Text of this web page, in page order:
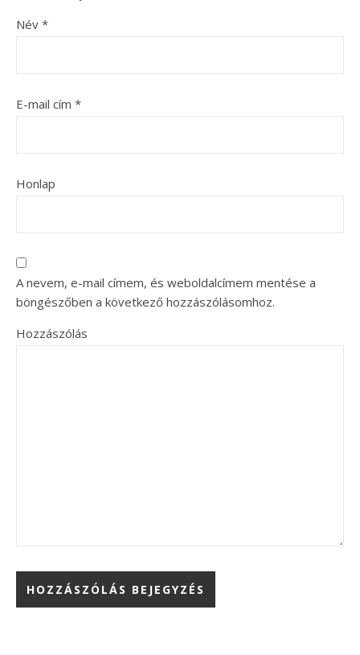
Név *
E-mail cím *
Honlap
A nevem, e-mail címem, és weboldalcímem mentése a
böngészőben a következő hozzászólásomhoz.
Hozzászólás